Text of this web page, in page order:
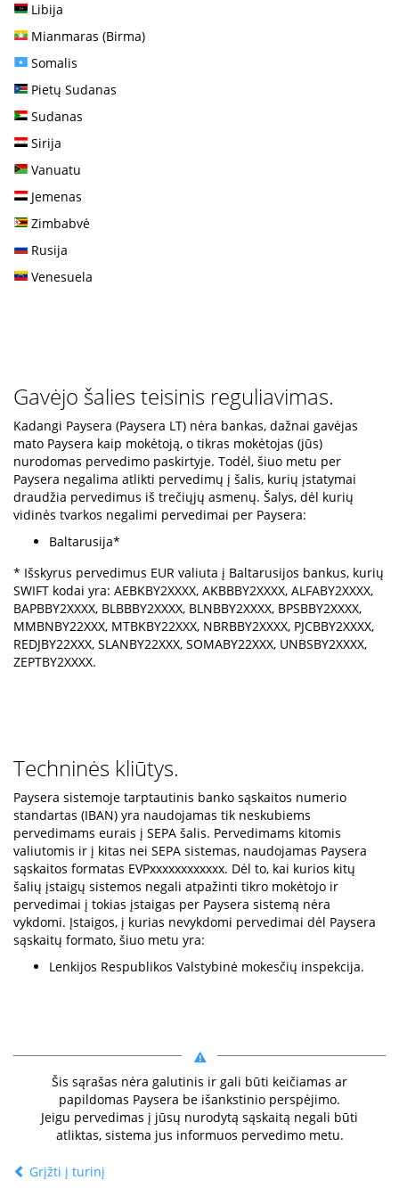
Libija
Mianmaras (Birma)
Somalis
Pietų Sudanas
Sudanas
Sirija
Vanuatu
Jemenas
Zimbabvė
Rusija
Venesuela
Gavėjo šalies teisinis reguliavimas.
Kadangi Paysera (Paysera LT) nėra bankas, dažnai gavėjas
mato Paysera kaip mokėtoją, o tikras mokėtojas (jūs)
nurodomas pervedimo paskirtyje. Todėl, šiuo metu per
Paysera negalima atlikti pervedimų į šalis, kurių įstatymai
draudžia pervedimus iš trečiųjų asmenų. Šalys, dėl kurių
vidinės tvarkos negalimi pervedimai per Paysera:
Baltarusija*
* Išskyrus pervedimus EUR valiuta į Baltarusijos bankus, kurių
SWIFT kodai yra: AEBKBY2XXXX, AKBBBY2XXXX, ALFABY2XXXX,
BAPBBY2XXXX, BLBBBY2XXXX, BLNBBY2XXXX, BPSBBY2XXXX,
MMBNBY22XXX, MTBKBY22XXX, NBRBBY2XXXX, PJCBBY2XXXX,
REDJBY22XXX, SLANBY22XXX, SOMABY22XXX, UNBSBY2XXXX,
ZEPTBY2XXXX.
Techninės kliūtys.
Paysera sistemoje tarptautinis banko sąskaitos numerio
standartas (IBAN) yra naudojamas tik neskubiems
pervedimams eurais į SEPA šalis. Pervedimams kitomis
valiutomis ir į kitas nei SEPA sistemas, naudojamas Paysera
sąskaitos formatas EVPxxxxxxxxxxxx. Dėl to, kai kurios kitų
šalių įstaigų sistemos negali atpažinti tikro mokėtojo ir
pervedimai į tokias įstaigas per Paysera sistemą nėra
vykdomi. Įstaigos, į kurias nevykdomi pervedimai dėl Paysera
sąskaitų formato, šiuo metu yra:
Lenkijos Respublikos Valstybinė mokesčių inspekcija.
Šis sąrašas nėra galutinis ir gali būti keičiamas ar
papildomas Paysera be išankstinio perspėjimo.
Jeigu pervedimas į jūsų nurodytą sąskaitą negali būti
atliktas, sistema jus informuos pervedimo metu.
Grįžti į turinį